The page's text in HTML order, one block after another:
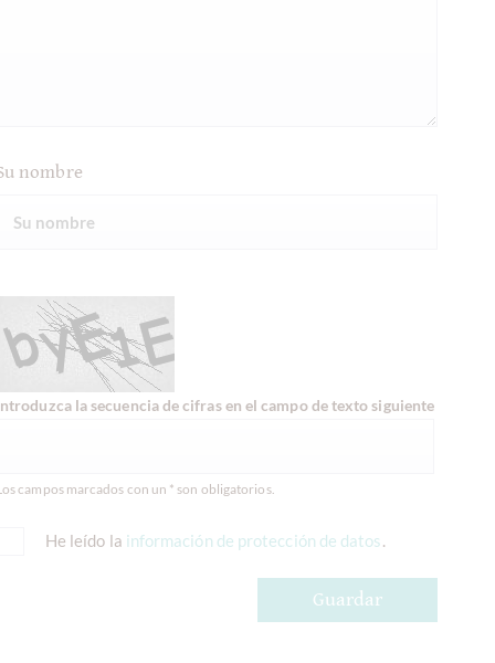
nombre
la secuencia de cifras en el campo de texto siguiente
campos marcados con un * son obligatorios.
He leído la información de protección de datos.
Guardar